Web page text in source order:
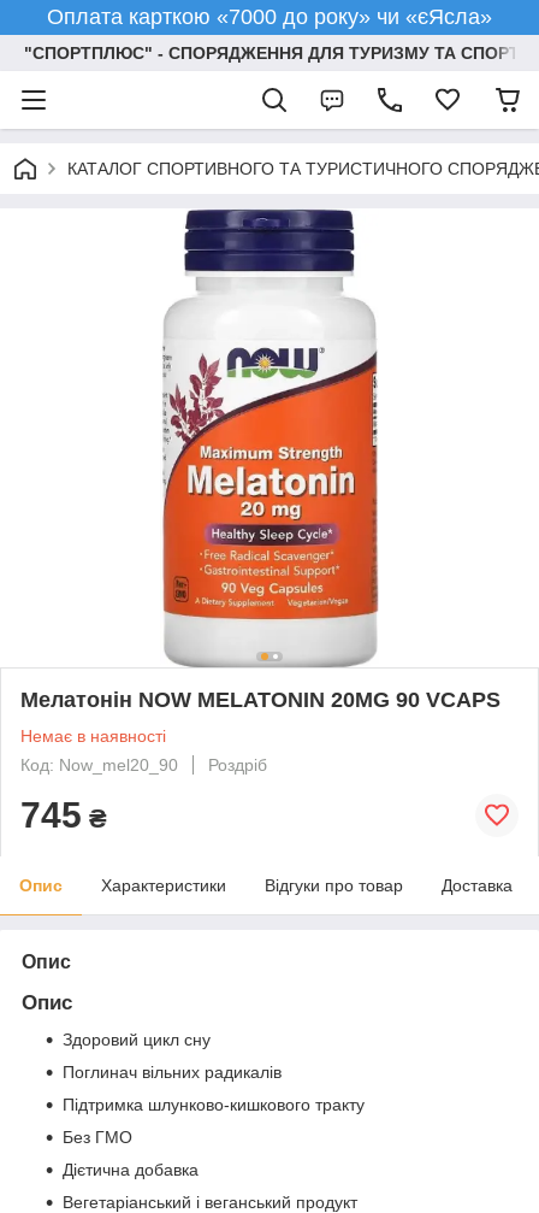
Оплата карткою «7000 до року» чи «єЯсла»
"СПОРТПЛЮС" - СПОРЯДЖЕННЯ ДЛЯ ТУРИЗМУ ТА СПОРТУ
КАТАЛОГ СПОРТИВНОГО ТА ТУРИСТИЧНОГО
Мелатонін NOW MELATONIN 20MG 90 VCAPS
Немає в наявності
Код: Now_mel20_90
Роздріб
745 ₴
Опис Характеристики Відгуки про товар Доставка
Опис
Опис
Здоровий цикл сну
Поглинач вільних радикалів
Підтримка шлунково-кишкового тракту
Без ГМО
Дієтична добавка
Вегетаріанський і веганський продукт